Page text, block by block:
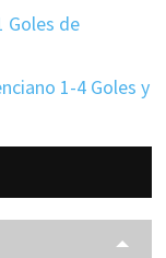
Goles de
1-4 Goles y